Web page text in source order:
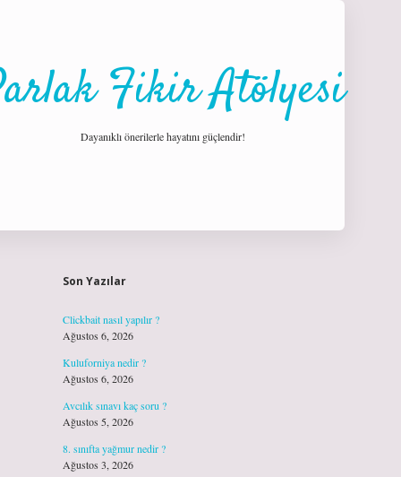
Fikir Atölyesi
Dayanıklı önerilerle hayatını güçlendir!
Son Yazılar
Clickbait nasıl yapılır ?
Ağustos 6, 2026
Kuluforniya nedir ?
Ağustos 6, 2026
Avcılık sınavı kaç soru ?
Ağustos 5, 2026
8. sınıfta yağmur nedir ?
Ağustos 3, 2026